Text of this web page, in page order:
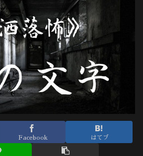
Facebook はてブ